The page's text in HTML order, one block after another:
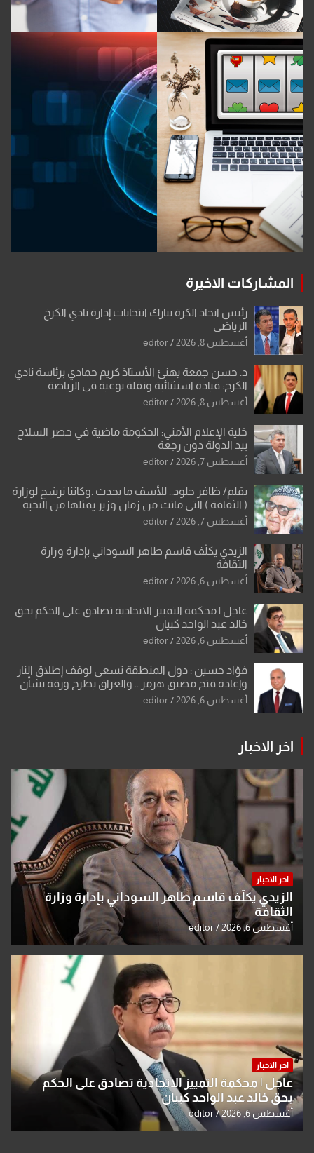
المشاركات الاخيرة
رئيس اتحاد الكرة يبارك انتخابات إدارة نادي الكرخ
الرياضي
أغسطس 8, 2026 editor
د. حسن جمعة يهنئ الأستاذ كريم حمادي برئاسة نادي
الكرخ: قيادة استثنائية ونقلة نوعية في الرياضة
العراقية
أغسطس 8, 2026 editor
خلية الإعلام الأمني: الحكومة ماضية في حصر السلاح
بيد الدولة دون رجعة
أغسطس 7, 2026 editor
بقلم/ ظافر جلود.. للأسف ما يحدث .وكاننا نرشح لوزارة
( الثقافة ) التي ماتت من زمان وزير يمثلها من النخبة
والإرث العظيم للثقافة العراقية..
أغسطس 7, 2026 editor
الزيدي يكلّف قاسم طاهر السوداني بإدارة وزارة
الثقافة
أغسطس 6, 2026 editor
عاجل | محكمة التمييز الاتحادية تصادق على الحكم بحق
خالد عبد الواحد كبيان
أغسطس 6, 2026 editor
فؤاد حسين : دول المنطقة تسعى لوقف إطلاق النار
وإعادة فتح مضيق هرمز .. والعراق يطرح ورقة بشأن
تحولات القدس
أغسطس 6, 2026 editor
اخر الاخبار
اخر الاخبار
الزيدي يكلّف قاسم طاهر السوداني بإدارة وزارة
الثقافة
أغسطس 6, 2026 editor
اخر الاخبار
عاجل | محكمة التمييز الاتحادية تصادق على الحكم
بحق خالد عبد الواحد كبيان
أغسطس 6, 2026 editor